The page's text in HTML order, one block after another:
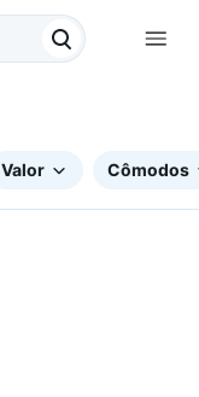
Valor Cômodos